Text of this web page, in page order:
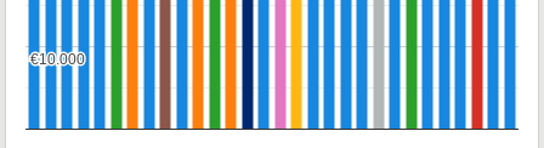
€10.000
€10.000